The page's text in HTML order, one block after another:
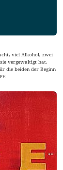
viel Alkohol, zwei
vergewaltigt hat.
die beiden der Beginn